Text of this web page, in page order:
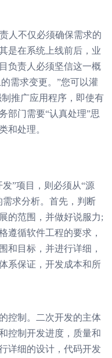
不仅必须确保需求的
是在系统上线前后，业
负责人必须坚信这一概
需求变更。”您可以灌
推广应用程序，即使有
部门需要“认真处理”思
和处理。
”项目，则必须从“源
求分析。首先，判断
的范围，并做好说服力;
遵循软件工程的要求，
和目标，并进行详细，
系保证，开发成本和所
制。二次开发的主体
控制开发进度，质量和
详细的设计，代码开发